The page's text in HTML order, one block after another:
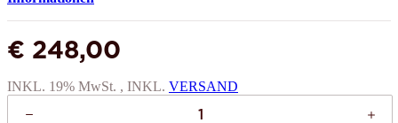
€ 248,00
INKL. 19% MwSt. , INKL. VERSAND